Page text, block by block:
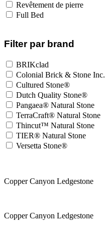
Revêtement de pierre
Full Bed
Filter par brand
BRIKclad
Colonial Brick & Stone Inc.
Cultured Stone®
Dutch Quality Stone®
Pangaea® Natural Stone
TerraCraft® Natural Stone
Thincut™ Natural Stone
TIER® Natural Stone
Versetta Stone®
Copper Canyon Ledgestone
Copper Canyon Ledgestone